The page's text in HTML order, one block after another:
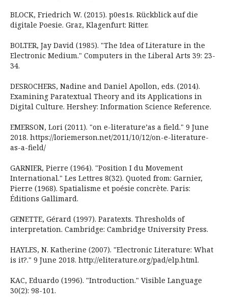
BLOCK, Friedrich W. (2015). p0es1s. Rückblick auf die
digitale Poesie. Graz, Klagenfurt: Ritter.
BOLTER, Jay David (1985). "The Idea of Literature in the
Electronic Medium." Computers in the Liberal Arts 39: 23-
34.
DESROCHERS, Nadine and Daniel Apollon, eds. (2014).
Examining Paratextual Theory and its Applications in
Digital Culture. Hershey: Information Science Reference.
EMERSON, Lori (2011). "on e-literature’as a field." 9 June
2018. https://loriemerson.net/2011/10/12/on-e-literature-
as-a-field/
GARNIER, Pierre (1964). "Position I du Movement
International." Les Lettres 8(32). Quoted from: Garnier,
Pierre (1968). Spatialisme et poésie concrète. Paris:
Éditions Gallimard.
GENETTE, Gérard (1997). Paratexts. Thresholds of
interpretation. Cambridge: Cambridge University Press.
HAYLES, N. Katherine (2007). "Electronic Literature: What
is it?." 9 June 2018. http://eliterature.org/pad/elp.html.
KAC, Eduardo (1996). "Introduction." Visible Language
30(2): 98-101.